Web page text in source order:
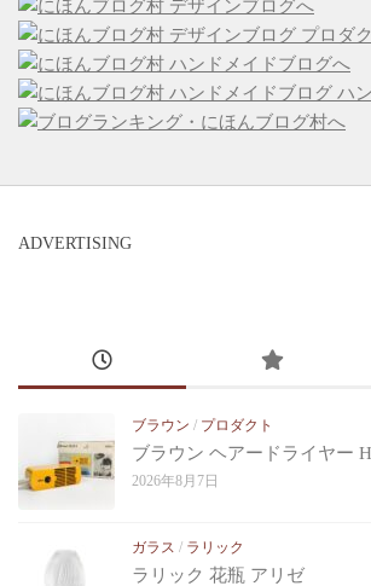
ADVERTISING
ブラウン / プロダクト
ブラウン ヘアードライヤー
2026年8月7日
ガラス / ラリック
ラリック 花瓶 アリゼ